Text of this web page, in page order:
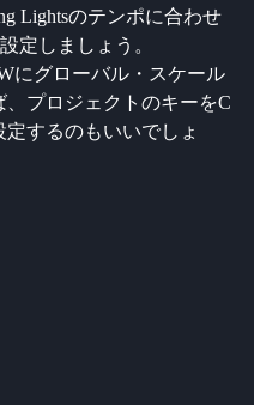
Lightsのテンポに合わせ
定しましょう。
にグローバル・スケール
、プロジェクトのキーをC
定するのもいいでしょ